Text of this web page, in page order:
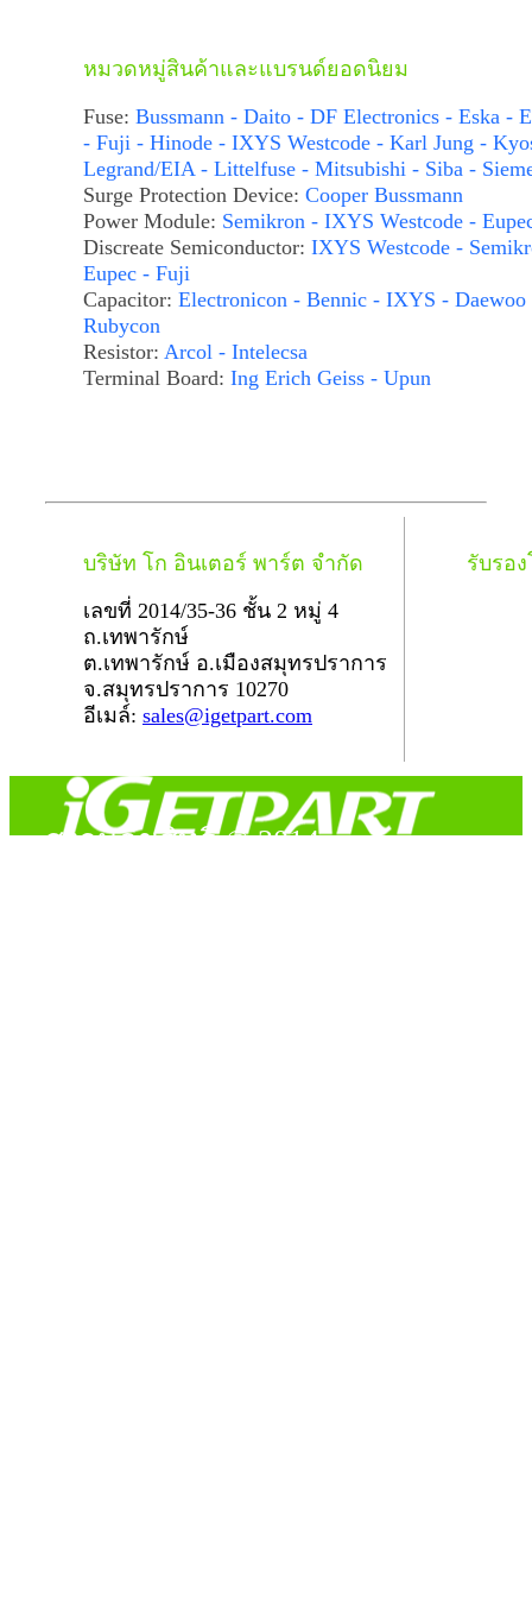
หมวดหมู่สินค้าและแบรนด์ยอดนิยม
Fuse: Bussmann - Daito - DF Electronics - Eska -
- Fuji - Hinode - IXYS Westcode - Karl Jung -
Legrand/EIA - Littelfuse - Mitsubishi - Siba -
Surge Protection Device: Cooper Bussmann
Power Module: Semikron - IXYS Westcode -
Discreate Semiconductor: IXYS Westcode -
Eupec - Fuji
Capacitor: Electronicon - Bennic - IXYS - Daewoo
Rubycon
Resistor: Arcol - Intelecsa
Terminal Board: Ing Erich Geiss - Upun
บริษัท โก อินเตอร์ พาร์ต จำกัด
เลขที่ 2014/35-36 ชั้น 2 หมู่ 4
ถ.เทพารักษ์
ต.เทพารักษ์ อ.เมืองสมุทรปราการ
จ.สมุทรปราการ 10270
อีเมล์: sales@igetpart.com
รับรอ
สงวนลิขสิทธิ์ © 2014